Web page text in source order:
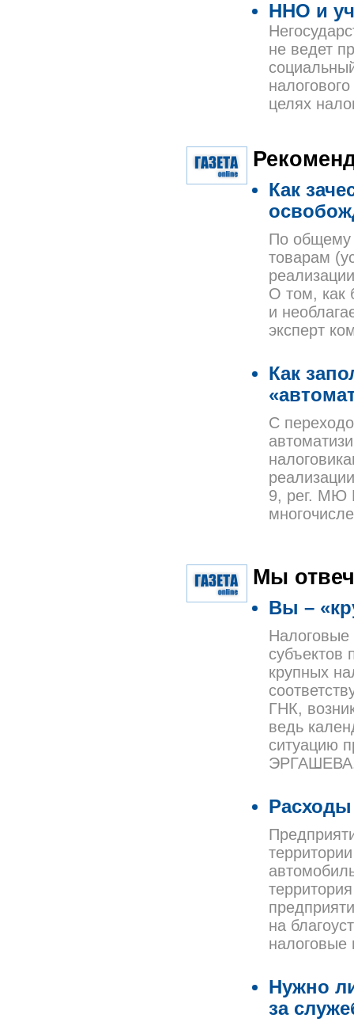
ННО и
не ведет
целях
Как
По общему
товарам
О том, как
и
эксперт
Как
С
9, рег. МЮ
Мы
Вы –
Налоговые
субъектов
крупных
ГНК,
ведь
ситуацию
Расходы
на
налоговые
Нужно
за